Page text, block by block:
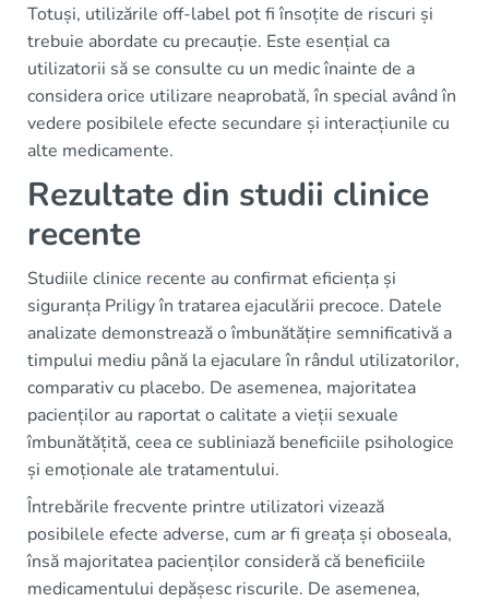
Totuși, utilizările off-label pot fi însoțite de riscuri și
trebuie abordate cu precauție. Este esențial ca
utilizatorii să se consulte cu un medic înainte de a
considera orice utilizare neaprobată, în special având în
vedere posibilele efecte secundare și interacțiunile cu
alte medicamente.
Rezultate din studii clinice
recente
Studiile clinice recente au confirmat eficiența și
siguranța Priligy în tratarea ejaculării precoce. Datele
analizate demonstrează o îmbunătățire semnificativă a
timpului mediu până la ejaculare în rândul utilizatorilor,
comparativ cu placebo. De asemenea, majoritatea
pacienților au raportat o calitate a vieții sexuale
îmbunătățită, ceea ce subliniază beneficiile psihologice
și emoționale ale tratamentului.
Întrebările frecvente printre utilizatori vizează
posibilele efecte adverse, cum ar fi greața și oboseala,
însă majoritatea pacienților consideră că beneficiile
medicamentului depășesc riscurile. De asemenea,